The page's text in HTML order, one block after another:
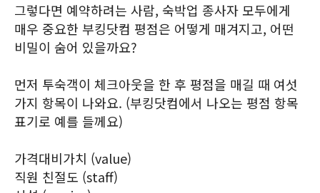
그렇다면 예약하려는 사람, 숙박업 종사자 모두에게
매우 중요한 부킹닷컴 평점은 어떻게 매겨지고, 어떤
비밀이 숨어 있을까요?
먼저 투숙객이 체크아웃을 한 후 평점을 매길 때 여섯
가지 항목이 나와요. (부킹닷컴에서 나오는 평점 항목
표기로 예를 들께요)
가격대비가치 (value)
직원 친절도 (staff)